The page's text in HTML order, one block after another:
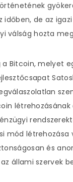
időben, de az
válság hozta
a Bitcoin, melyet
létrehozásának
mód létrehozása
és
állami szervek